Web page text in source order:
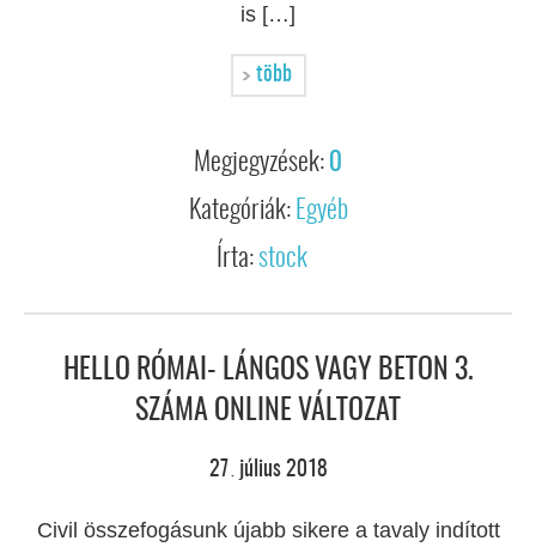
is […]
több
Megjegyzések: 0
Kategóriák: Egyéb
Írta:stock
HELLO RÓMAI- LÁNGOS VAGY BETON 3.
SZÁMA ONLINE VÁLTOZAT
27 . július 2018
Civil összefogásunk újabb sikere a tavaly indított